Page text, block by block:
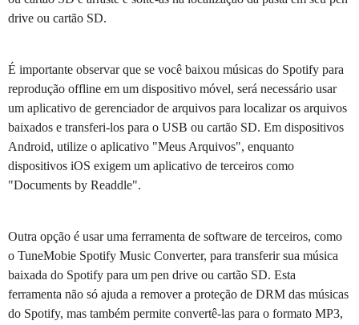
drive ou cartão SD.
É importante observar que se você baixou músicas do Spotify para
reprodução offline em um dispositivo móvel, será necessário usar
um aplicativo de gerenciador de arquivos para localizar os arquivos
baixados e transferi-los para o USB ou cartão SD. Em dispositivos
Android, utilize o aplicativo "Meus Arquivos", enquanto
dispositivos iOS exigem um aplicativo de terceiros como
"Documents by Readdle".
Outra opção é usar uma ferramenta de software de terceiros, como
o TuneMobie Spotify Music Converter, para transferir sua música
baixada do Spotify para um pen drive ou cartão SD. Esta
ferramenta não só ajuda a remover a proteção de DRM das músicas
do Spotify, mas também permite convertê-las para o formato MP3,